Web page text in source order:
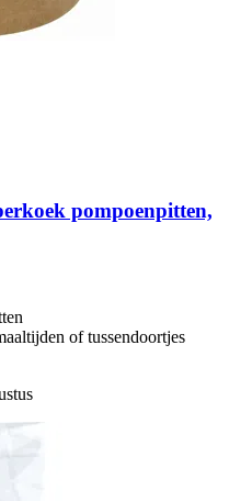
pompoenpitten,
of tussendoortjes